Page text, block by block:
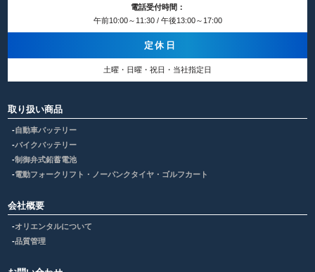
電話受付時間：
午前10:00～11:30 / 午後13:00～17:00
定休日
土曜・日曜・祝日・当社指定日
取り扱い商品
自動車バッテリー
バイクバッテリー
制御弁式鉛蓄電池
電動フォークリフト・ノーパンクタイヤ・ゴルフカート
会社概要
オリエンタルについて
品質管理